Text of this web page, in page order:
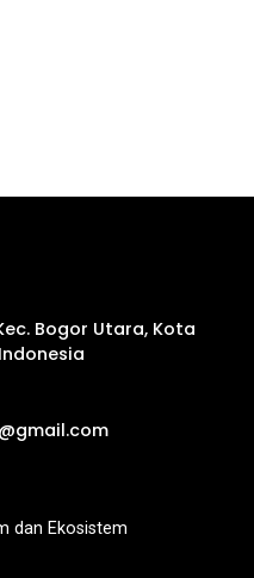
Bogor Utara, Kota
dan Ekosistem